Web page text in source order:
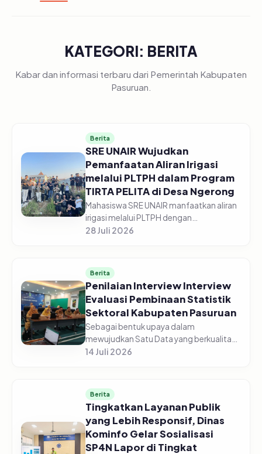
KATEGORI: BERITA
Kabar dan informasi terbaru dari Pemerintah Kabupaten
Pasuruan.
Berita
SRE UNAIR Wujudkan
Pemanfaatan Aliran Irigasi
melalui PLTPH dalam Program
TIRTA PELITA di Desa Ngerong
Mahasiswa SRE UNAIR manfaatkan aliran
irigasi melalui PLTPH dengan
memberdayakan warga Desa Ngerong di
potensi aliran...
28 Juli 2026
Berita
Penilaian Interview Interview
Evaluasi Pembinaan Statistik
Sektoral Kabupaten Pasuruan
Sebagai bentuk upaya dalam
mewujudkan Satu Data yang berkualitas,
Dinas Komunikasi dan Informatika
Statistik Se...
14 Juli 2026
Berita
Tingkatkan Layanan Publik
yang Lebih Responsif, Dinas
Kominfo Gelar Sosialisasi
SP4N Lapor di Tingkat